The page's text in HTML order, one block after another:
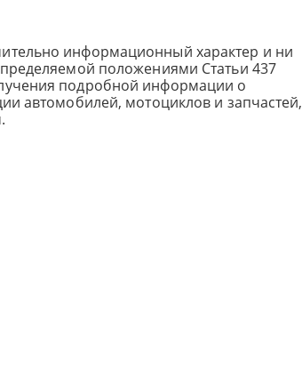
информационный характер и ни
положениями Статьи 437
подробной информации о
автомобилей, мотоциклов и запчастей,